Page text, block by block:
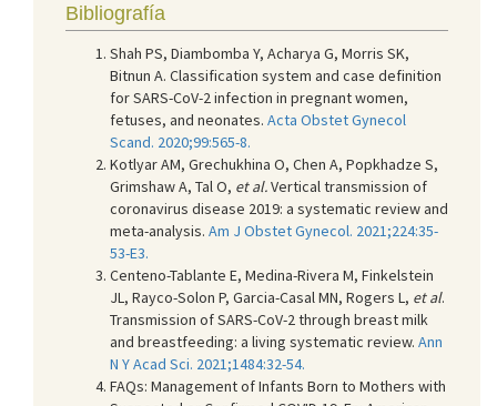
Bibliografía
Shah PS, Diambomba Y, Acharya G, Morris SK,
Bitnun A. Classification system and case definition
for SARS-CoV-2 infection in pregnant women,
fetuses, and neonates. Acta Obstet Gynecol
Scand. 2020;99:565-8.
Kotlyar AM, Grechukhina O, Chen A, Popkhadze S,
Grimshaw A, Tal O, et al.Vertical transmission of
coronavirus disease 2019: a systematic review and
meta-analysis. Am J Obstet Gynecol. 2021;224:35-
53-E3.
Centeno-Tablante E, Medina-Rivera M, Finkelstein
JL, Rayco-Solon P, Garcia-Casal MN, Rogers L, et al.
Transmission of SARS-CoV-2 through breast milk
and breastfeeding: a living systematic review. Ann
N Y Acad Sci. 2021;1484:32-54.
FAQs: Management of Infants Born to Mothers with